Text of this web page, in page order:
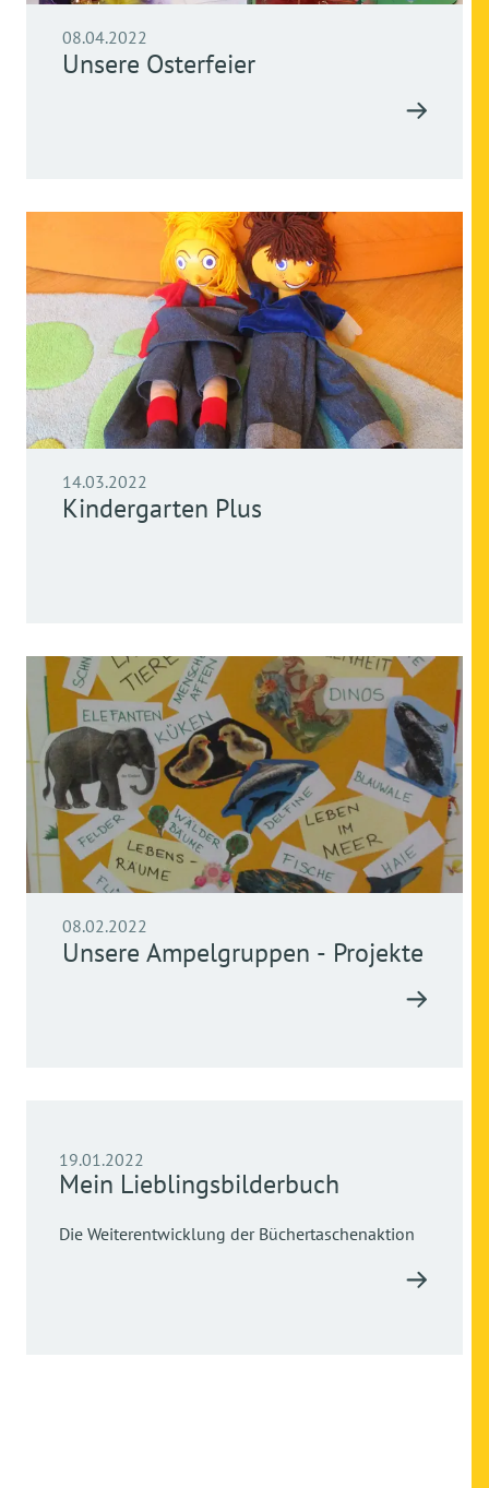
08.04.2022
Unsere Osterfeier
14.03.2022
Kindergarten Plus
08.02.2022
Unsere Ampelgruppen - Projekte
19.01.2022
Mein Lieblingsbilderbuch
Die Weiterentwicklung der Büchertaschenaktion